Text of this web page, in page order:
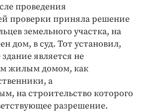
проведения
проверки приняла решение
земельного участка, на
дом, в суд. Тот установил,
является не
жилым домом, как
а
на строительство которого
разрешение.